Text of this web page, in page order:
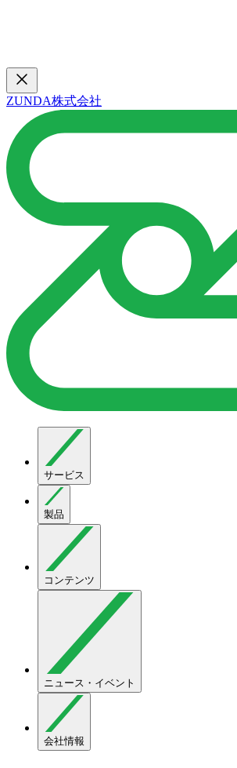
ZUNDA株式会社
サービス
製品
コンテンツ
ニュース・イベント
会社情報